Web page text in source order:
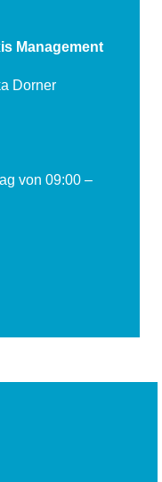
Management
Dorner
von 09:00 –